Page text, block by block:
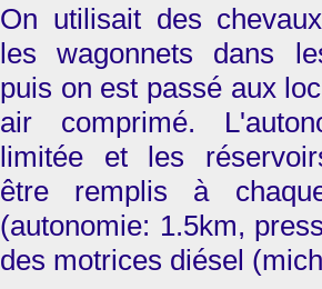
On utilisait des
les wagonnets dans
puis on est passé aux
air comprimé.
limitée et les
être remplis à
(autonomie: 1.5km,
des motrices diésel